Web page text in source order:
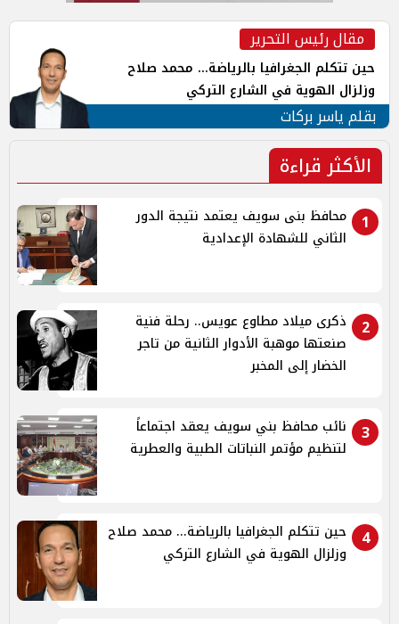
مقال رئيس التحرير
حين تتكلم الجغرافيا بالرياضة... محمد صلاح
وزلزال الهوية في الشارع التركي
بقلم ياسر بركات
الأكثر قراءة
1
محافظ بنى سويف يعتمد نتيجة الدور
الثاني للشهادة الإعدادية
2
ذكرى ميلاد مطاوع عويس.. رحلة فنية
صنعتها موهبة الأدوار الثانية من تاجر
الخضار إلى المخبر
3
نائب محافظ بني سويف يعقد اجتماعاً
لتنظيم مؤتمر النباتات الطبية والعطرية
4
حين تتكلم الجغرافيا بالرياضة... محمد صلاح
وزلزال الهوية في الشارع التركي